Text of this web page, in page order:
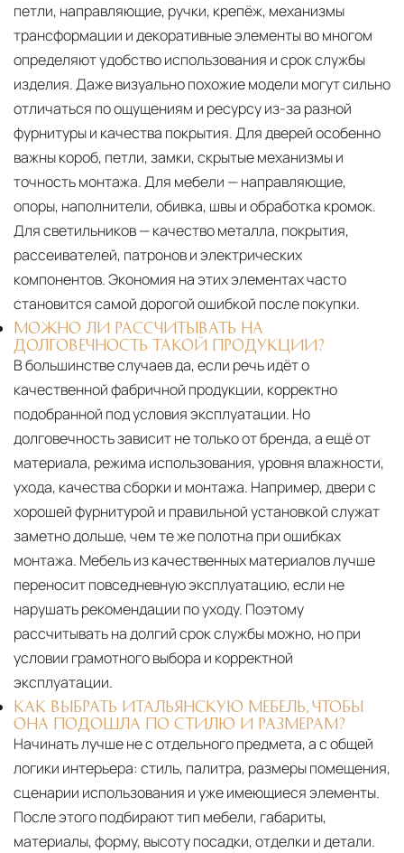
петли, направляющие, ручки, крепёж, механизмы
трансформации и декоративные элементы во многом
определяют удобство использования и срок службы
изделия. Даже визуально похожие модели могут сильно
отличаться по ощущениям и ресурсу из-за разной
фурнитуры и качества покрытия. Для дверей особенно
важны короб, петли, замки, скрытые механизмы и
точность монтажа. Для мебели — направляющие,
опоры, наполнители, обивка, швы и обработка кромок.
Для светильников — качество металла, покрытия,
рассеивателей, патронов и электрических
компонентов. Экономия на этих элементах часто
становится самой дорогой ошибкой после покупки.
МОЖНО ЛИ РАССЧИТЫВАТЬ НА
ДОЛГОВЕЧНОСТЬ ТАКОЙ ПРОДУКЦИИ?
В большинстве случаев да, если речь идёт о
качественной фабричной продукции, корректно
подобранной под условия эксплуатации. Но
долговечность зависит не только от бренда, а ещё от
материала, режима использования, уровня влажности,
ухода, качества сборки и монтажа. Например, двери с
хорошей фурнитурой и правильной установкой служат
заметно дольше, чем те же полотна при ошибках
монтажа. Мебель из качественных материалов лучше
переносит повседневную эксплуатацию, если не
нарушать рекомендации по уходу. Поэтому
рассчитывать на долгий срок службы можно, но при
условии грамотного выбора и корректной
эксплуатации.
КАК ВЫБРАТЬ ИТАЛЬЯНСКУЮ МЕБЕЛЬ, ЧТОБЫ
ОНА ПОДОШЛА ПО СТИЛЮ И РАЗМЕРАМ?
Начинать лучше не с отдельного предмета, а с общей
логики интерьера: стиль, палитра, размеры помещения,
сценарии использования и уже имеющиеся элементы.
После этого подбирают тип мебели, габариты,
материалы, форму, высоту посадки, отделки и детали.